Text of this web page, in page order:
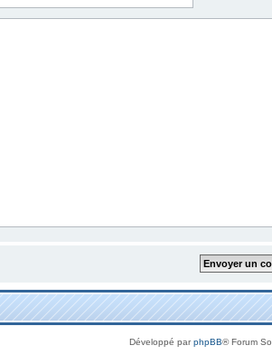
Développé parphpBB® Forum